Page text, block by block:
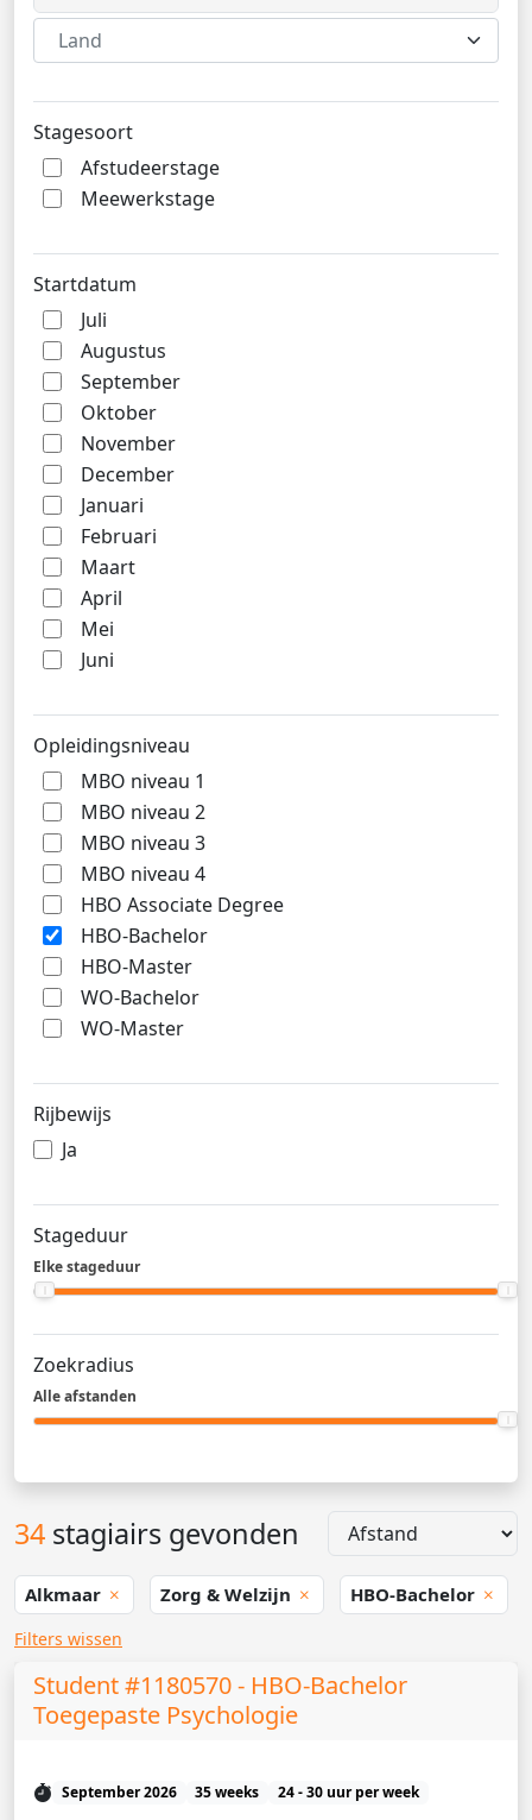
Land
Stagesoort
Afstudeerstage
Meewerkstage
Startdatum
Juli
Augustus
September
Oktober
November
December
Januari
Februari
Maart
April
Mei
Juni
Opleidingsniveau
MBO niveau 1
MBO niveau 2
MBO niveau 3
MBO niveau 4
HBO Associate Degree
HBO-Bachelor
HBO-Master
WO-Bachelor
WO-Master
Rijbewijs
Ja
Stageduur
Elke stageduur
Zoekradius
Alle afstanden
34 stagiairs gevonden
Alkmaar Zorg & Welzijn HBO-Bachelor
Filters wissen
Student #1180570 - HBO-Bachelor
Toegepaste Psychologie
September 2026 35 weeks 24 - 30 uur per week